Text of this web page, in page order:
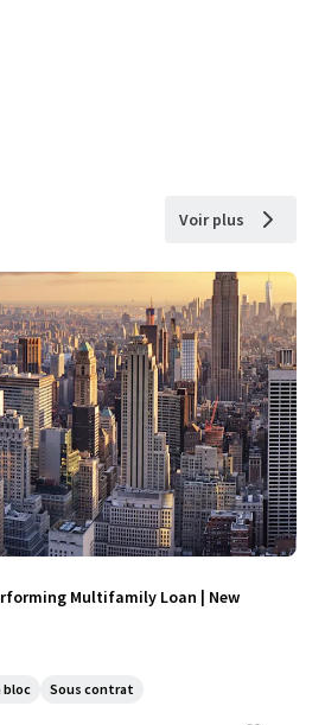
Voir plus
Multifamily Loan | New
bloc Sous contrat